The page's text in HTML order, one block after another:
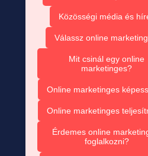
Közösségi média és
Válassz online
Mit csinál egy online
marketinges?
Online marketinges
Online marketinges
Érdemes online
foglalkozni?